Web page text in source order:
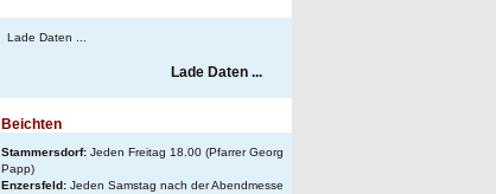
Lade Daten ...
Lade Daten ...
Beichten
Stammersdorf: Jeden Freitag 18.00 (Pfarrer Georg
Papp)
Enzersfeld: Jeden Samstag nach der Abendmesse